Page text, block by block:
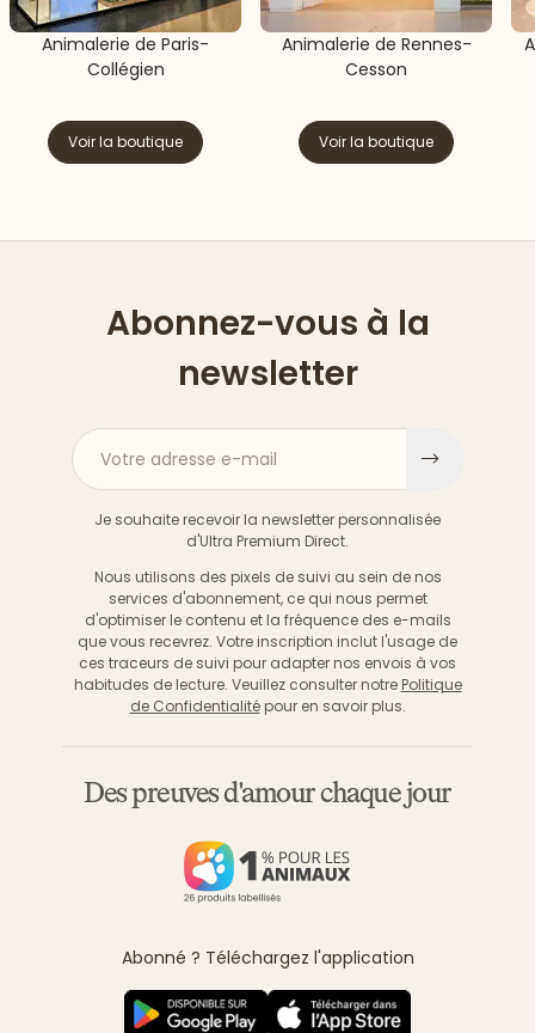
Animalerie de Paris-
Collégien
Voir la boutique
Animalerie de Rennes-
Cesson
Voir la boutique
Abonnez-vous à la
newsletter
Votre adresse e-mail
Je souhaite recevoir la newsletter personnalisée
d'Ultra Premium Direct.
Nous utilisons des pixels de suivi au sein de nos
services d'abonnement, ce qui nous permet
d'optimiser le contenu et la fréquence des e-mails
que vous recevrez. Votre inscription inclut l'usage de
ces traceurs de suivi pour adapter nos envois à vos
habitudes de lecture. Veuillez consulter notre Politique
de Confidentialitépour en savoir plus.
Des preuves d'amour chaque jour
Abonné ? Téléchargez l'application